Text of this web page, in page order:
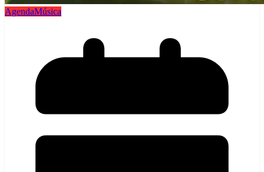
AgendaMúsica